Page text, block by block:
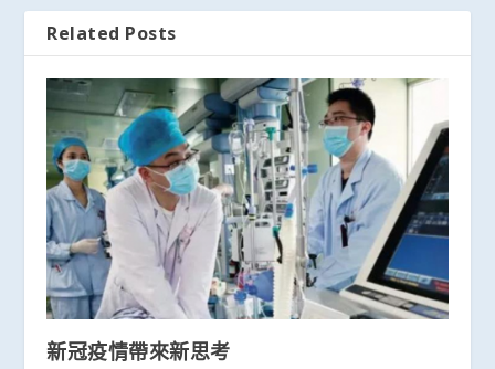
Related Posts
新冠疫情帶來新思考